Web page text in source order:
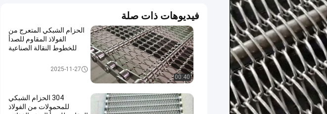
فيديوهات ذات صلة
00:40
الحزام الشبكي المتعرج من
الفولاذ المقاوم للصدأ
للخطوط النقالة الصناعية
حزام سير شبكة سلسلة2025-11-27
304 الحزام الشبكي
للمحمولات من الفولاذ